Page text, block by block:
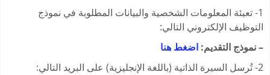
1- تعبئة المعلومات الشخصية والبيانات المطلوبة في نموذج
التوظيف الإلكتروني التالي:
– نموذج التقديم: اضغط هنا
2- تُرسل السيرة الذاتية (باللغة الإنجليزية) على البريد التالي: